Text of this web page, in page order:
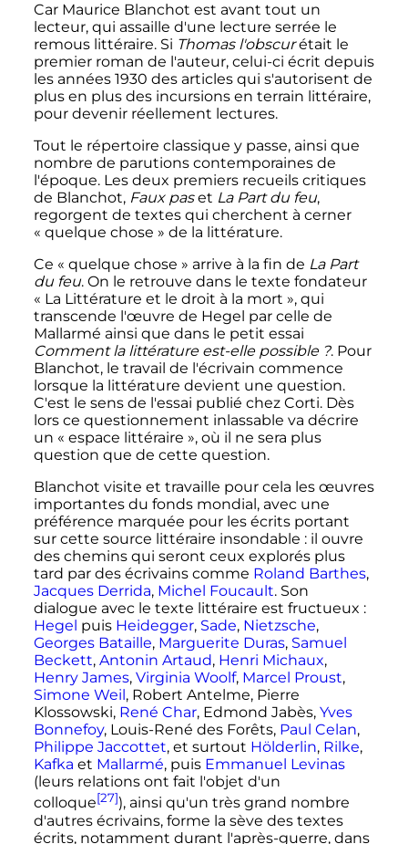
Car Maurice Blanchot est avant tout un
lecteur, qui assaille d'une lecture serrée le
remous littéraire. Si Thomas l'obscurétait le
premier roman de l'auteur, celui-ci écrit depuis
les années 1930 des articles qui s'autorisent de
plus en plus des incursions en terrain littéraire,
pour devenir réellement lectures.
Tout le répertoire classique y passe, ainsi que
nombre de parutions contemporaines de
l'époque. Les deux premiers recueils critiques
de Blanchot, Faux paset La Part du feu,
regorgent de textes qui cherchent à cerner
« quelque chose » de la littérature.
Ce « quelque chose » arrive à la fin de La Part
du feu. On le retrouve dans le texte fondateur
« La Littérature et le droit à la mort », qui
transcende l'œuvre de Hegel par celle de
Mallarmé ainsi que dans le petit essai
Comment la littérature est-elle possible ?. Pour
Blanchot, le travail de l'écrivain commence
lorsque la littérature devient une question.
C'est le sens de l'essai publié chez Corti. Dès
lors ce questionnement inlassable va décrire
un « espace littéraire », où il ne sera plus
question que de cette question.
Blanchot visite et travaille pour cela les œuvres
importantes du fonds mondial, avec une
préférence marquée pour les écrits portant
sur cette source littéraire insondable : il ouvre
des chemins qui seront ceux explorés plus
tard par des écrivains comme Roland Barthes,
Jacques Derrida, Michel Foucault. Son
dialogue avec le texte littéraire est fructueux :
Hegel puis Heidegger, Sade, Nietzsche,
Georges Bataille, Marguerite Duras, Samuel
Beckett, Antonin Artaud, Henri Michaux,
Henry James, Virginia Woolf, Marcel Proust,
Simone Weil , Robert Antelme, Pierre
Klossowski, René Char, Edmond Jabès, Yves
Bonnefoy, Louis-René des Forêts, Paul Celan,
Philippe Jaccottet, et surtout Hölderlin, Rilke,
Kafka et Mallarmé, puis Emmanuel Levinas
(leurs relations ont fait l'objet d'un
colloque[27]), ainsi qu'un très grand nombre
d'autres écrivains, forme la sève des textes
écrits, notamment durant l'après-guerre, dans